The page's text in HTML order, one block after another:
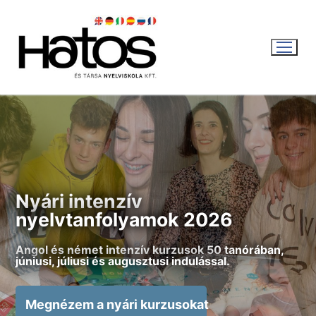
tartalomra
WEBSHOP
KOSÁR | 0FT
Magyar
Magyar
Aktuális
Nyári intenzív
nyelvtanfolyamok 2026
Angol és német intenzív kurzusok 50 tanórában,
júniusi, júliusi és augusztusi indulással.
Megnézem a nyári kurzusokat